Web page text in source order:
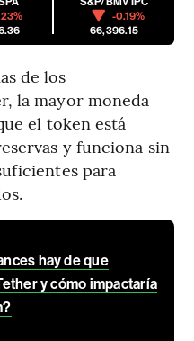
-0.19%
66,396.15
de los
la mayor moneda
el token está
y funciona sin
para
hay de que
y cómo impactaría